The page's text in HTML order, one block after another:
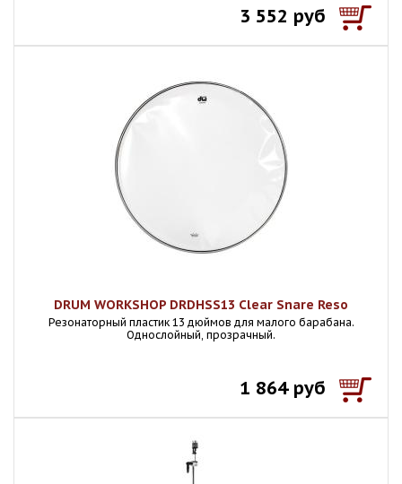
3 552 руб
DRUM WORKSHOP DRDHSS13 Clear Snare Reso
Резонаторный пластик 13 дюймов для малого барабана.
Однослойный, прозрачный.
1 864 руб